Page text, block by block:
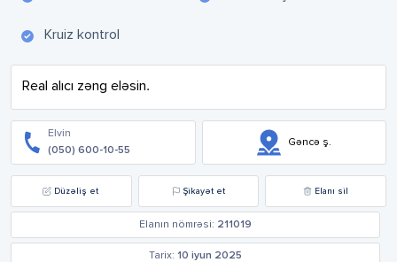
Kruiz kontrol
Real alıcı zəng eləsin.
Elvin
(050) 600-10-55
Gəncə ş.
Düzəliş et Şikayət et Elanı sil
Elanın nömrəsi: 211019
Tarix: 10 iyun 2025